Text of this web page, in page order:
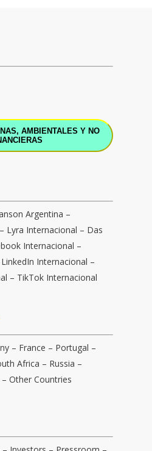
AMBIENTALES Y NO
Argentina –
– Lyra Internacional – Das
Internacional –
LinkedIn Internacional –
– TikTok Internacional
– France – Portugal –
Africa – Russia –
– Other Countries